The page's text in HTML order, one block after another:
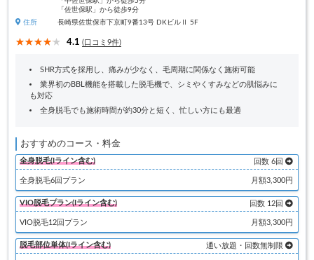
「佐世保駅」から徒歩9分
住所
長崎県佐世保市下京町9番13号 DKビルⅡ 5F
4.1 (口コミ9件)
SHR方式を採用し、痛みが少なく、毛周期に関係なく施術可能
業界初のBBL機能を搭載した脱毛機で、シミやくすみなどの肌悩みに
も対応
全身脱毛でも施術時間が約30分と短く、忙しい方にも最適
おすすめのコース・料金
全身脱毛(Iライン含む) 回数 6回
全身脱毛6回プラン 月額3,300円
VIO脱毛プラン(Iライン含む) 回数 12回
VIO脱毛12回プラン 月額3,300円
脱毛部位単体(Iライン含む) 通い放題・回数無制限